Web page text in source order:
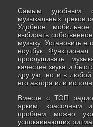
Самым удобным
музыкальных треков
Удобное
выбирать
музыку. Установить
ноутбук.
прослушивать
качестве звука и
другую, но и в любой
его автора или
Вместе с ТОП радио
ярким, красочным
проблем можно
успокаивающих